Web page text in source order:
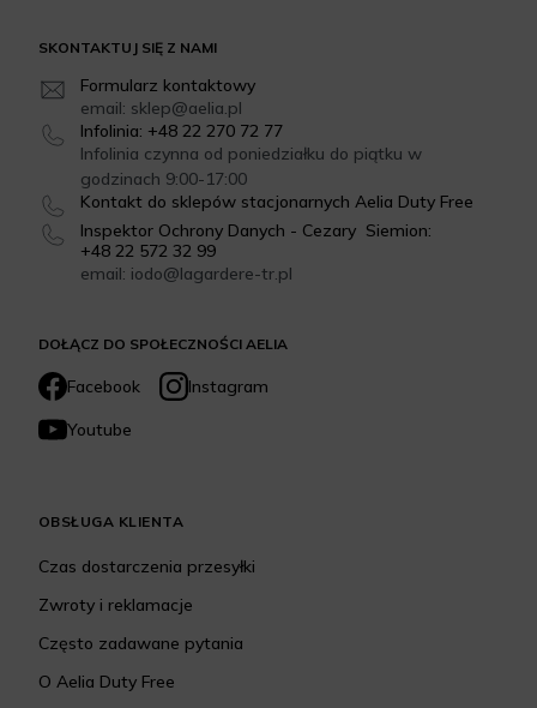
DOŁĄCZ DO SPOŁECZNOŚCI AELIA
Facebook
Instagram
Youtube
SKONTAKTUJ SIĘ Z NAMI
Formularz kontaktowy
email: sklep@aelia.pl
Infolinia: +48 22 270 72 77
Infolinia czynna od poniedziałku do piątku w
godzinach 9:00-17:00
Kontakt do sklepów stacjonarnych Aelia Duty Free
Inspektor Ochrony Danych - Cezary Siemion:
+48 22 572 32 99
email: iodo@lagardere-tr.pl
OBSŁUGA KLIENTA
Czas dostarczenia przesyłki
Zwroty i reklamacje
Często zadawane pytania
O Aelia Duty Free